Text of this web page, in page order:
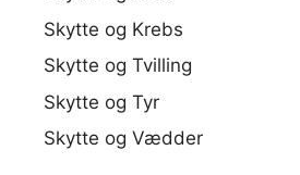
Skytte og Krebs
Skytte og Tvilling
Skytte og Tyr
Skytte og Vædder